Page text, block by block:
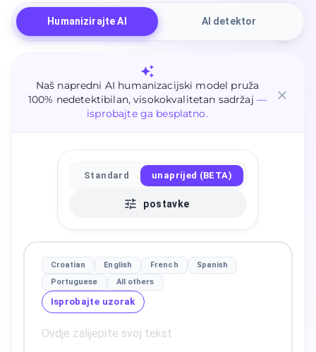
Humanizirajte AI AI detektor
Naš napredni AI humanizacijski model pruža
100% nedetektibilan, visokokvalitetan sadržaj —
isprobajte ga besplatno.
Standard unaprijed (BETA)
postavke
Croatian English French
Spanish
Portuguese
All others
Isprobajte uzorak